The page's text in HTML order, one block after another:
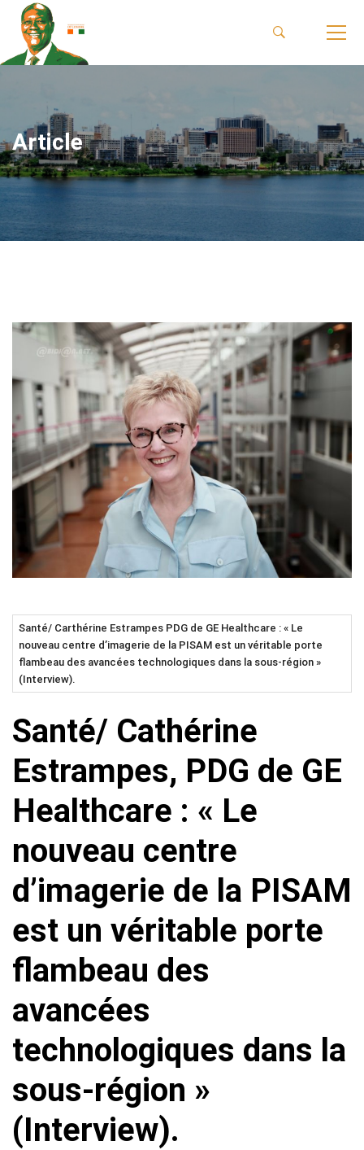
Article
Santé/ Carthérine Estrampes PDG de GE Healthcare : « Le
nouveau centre d’imagerie de la PISAM est un véritable porte
flambeau des avancées technologiques dans la sous-région »
(Interview).
Santé/ Cathérine
Estrampes, PDG de GE
Healthcare : « Le
nouveau centre
d’imagerie de la PISAM
est un véritable porte
flambeau des
avancées
technologiques dans la
sous-région »
(Interview).